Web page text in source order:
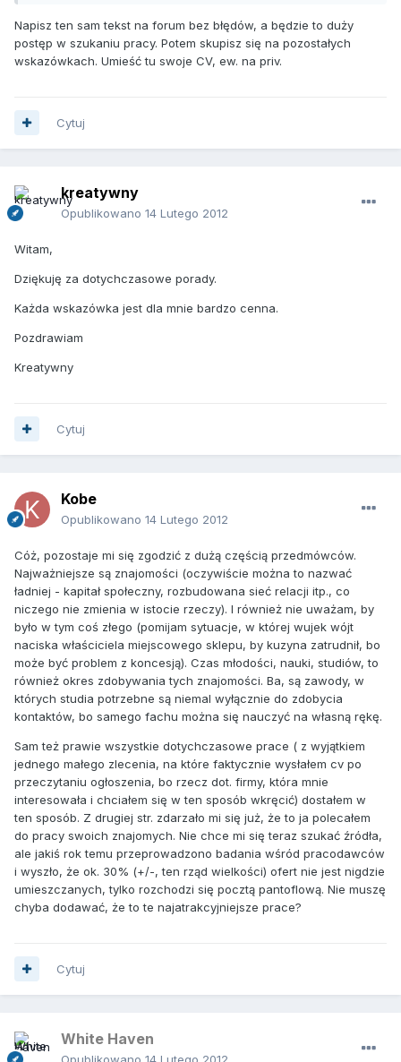
Napisz ten sam tekst na forum bez błędów, a będzie to duży
postęp w szukaniu pracy. Potem skupisz się na pozostałych
wskazówkach. Umieść tu swoje CV, ew. na priv.
Cytuj
kreatywny
Opublikowano 14 Lutego 2012
Witam,
Dziękuję za dotychczasowe porady.
Każda wskazówka jest dla mnie bardzo cenna.
Pozdrawiam
Kreatywny
Cytuj
Kobe
Opublikowano 14 Lutego 2012
Cóż, pozostaje mi się zgodzić z dużą częścią przedmówców.
Najważniejsze są znajomości (oczywiście można to nazwać
ładniej - kapitał społeczny, rozbudowana sieć relacji itp., co
niczego nie zmienia w istocie rzeczy). I również nie uważam, by
było w tym coś złego (pomijam sytuacje, w której wujek wójt
naciska właściciela miejscowego sklepu, by kuzyna zatrudnił, bo
może być problem z koncesją). Czas młodości, nauki, studiów, to
również okres zdobywania tych znajomości. Ba, są zawody, w
których studia potrzebne są niemal wyłącznie do zdobycia
kontaktów, bo samego fachu można się nauczyć na własną rękę.
Sam też prawie wszystkie dotychczasowe prace ( z wyjątkiem
jednego małego zlecenia, na które faktycznie wysłałem cv po
przeczytaniu ogłoszenia, bo rzecz dot. firmy, która mnie
interesowała i chciałem się w ten sposób wkręcić) dostałem w
ten sposób. Z drugiej str. zdarzało mi się już, że to ja polecałem
do pracy swoich znajomych. Nie chce mi się teraz szukać źródła,
ale jakiś rok temu przeprowadzono badania wśród pracodawców
i wyszło, że ok. 30% (+/-, ten rząd wielkości) ofert nie jest nigdzie
umieszczanych, tylko rozchodzi się pocztą pantoflową. Nie muszę
chyba dodawać, że to te najatrakcyjniejsze prace?
Cytuj
White Haven
Opublikowano 14 Lutego 2012